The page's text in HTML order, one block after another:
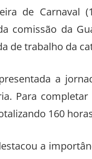
de Carnaval
comissão da
de trabalho da
a
Para
160
a